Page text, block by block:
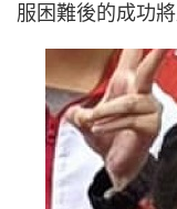
服困難後的成功